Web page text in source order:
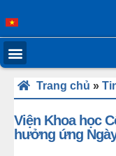
Trang chủ »
Viện Khoa học
hưởng ứng